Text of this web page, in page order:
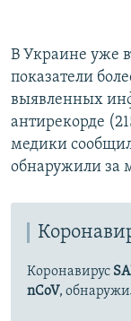
В Украине уже
показатели
выявленных
антирекорде
медики
обнаружили за
Коронавирус
nCoV,